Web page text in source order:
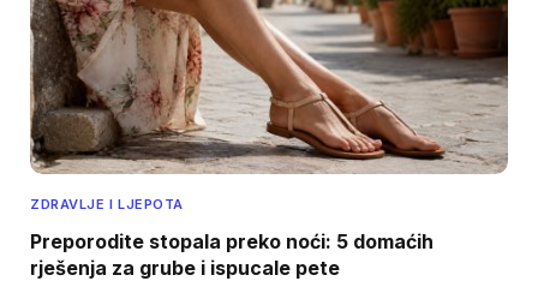
ZDRAVLJE I LJEPOTA
Preporodite stopala preko noći: 5 domaćih
rješenja za grube i ispucale pete